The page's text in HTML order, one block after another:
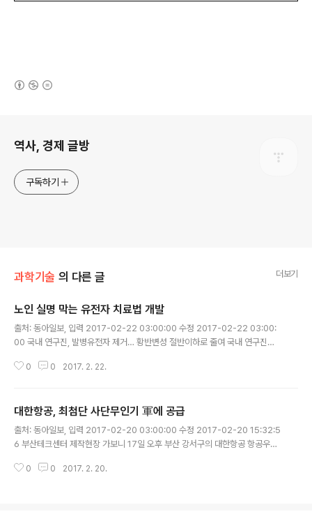
역사, 경제 글방
구독하기
과학기술 의 다른 글 더보기
노인 실명 막는 유전자 치료법 개발
출처: 동아일보, 입력 2017-02-22 03:00:00 수정 2017-02-22 03:00:
00 국내 연구진, 발병유전자 제거… 황반변성 절반이하로 줄여 국내 연구진이
는 유전자 치료법을 세계 최초로 개발했다. 김진수 기초과학연구원(IBS) ..
0 0 2017. 2. 22.
대한항공, 최첨단 사단무인기 軍에 공급
출처: 동아일보, 입력 2017-02-20 03:00:00 수정 2017-02-20 15:32:5
6 부산테크센터 제작현장 가보니 17일 오후 부산 강서구의 대한항공 항공우주
었다. 보통 항공기라면 조종석이 있을 자리에 사람을 대신할 전자부품만 가..
0 0 2017. 2. 20.